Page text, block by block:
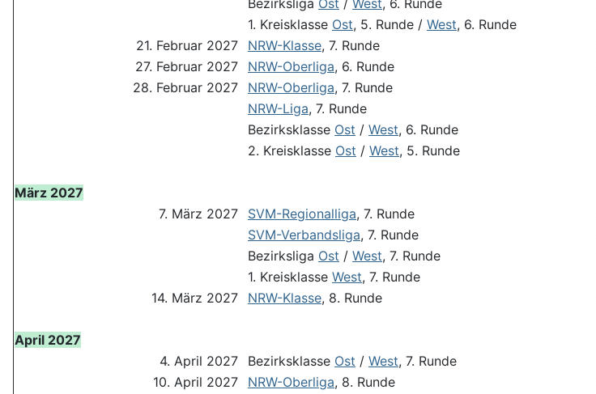
Bezirksliga Ost / West, 6. Runde
1. Kreisklasse Ost, 5. Runde / West, 6. Runde
21. Februar 2027
NRW-Klasse, 7. Runde
27. Februar 2027
NRW-Oberliga, 6. Runde
28. Februar 2027
NRW-Oberliga, 7. Runde
NRW-Liga, 7. Runde
Bezirksklasse Ost / West, 6. Runde
2. Kreisklasse Ost / West, 5. Runde
März 2027
7. März 2027
SVM-Regionalliga, 7. Runde
SVM-Verbandsliga, 7. Runde
Bezirksliga Ost / West, 7. Runde
1. Kreisklasse West, 7. Runde
14. März 2027
NRW-Klasse, 8. Runde
April 2027
4. April 2027
Bezirksklasse Ost / West, 7. Runde
10. April 2027
NRW-Oberliga, 8. Runde